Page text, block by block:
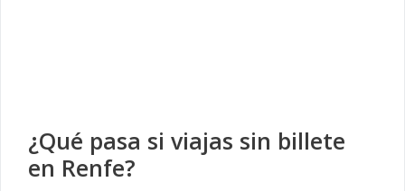
¿Qué pasa si viajas sin billete
en Renfe?